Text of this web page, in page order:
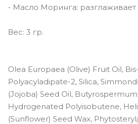
- Масло Моринга: разглаживает
Вес: 3 гр.
Olea Europaea (Olive) Fruit Oil,
Polyacyladipate-2, Silica,
(Jojoba) Seed Oil,
Hydrogenated Polyisobutene,
(Sunflower) Seed Wax,